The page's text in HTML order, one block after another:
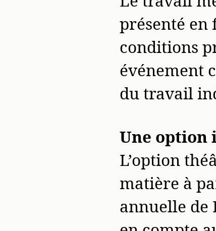
présenté en
conditions
événement
du travail
Une option
L’option
matière à
annuelle de